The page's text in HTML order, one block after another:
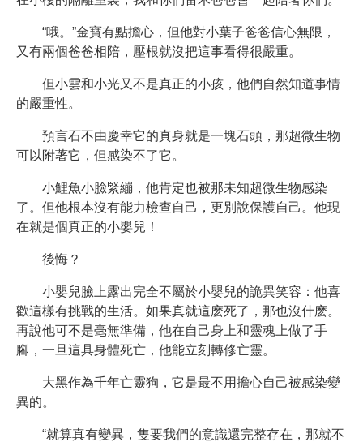
“哦。”金寶有點擔心，但他對小葉子爸爸信心無限，
又有兩個爸爸相陪，壓根就沒把這事看得很嚴重。
但小雲和小光又不是真正的小孩，他們自然知道事情
的嚴重性。
預言石不由慶幸它的真身就是一塊石頭，那超微生物
可以附著它，但感染不了它。
小鯉魚小臉緊繃，他肯定也被那未知超微生物感染
了。但他根本沒有能力檢查自己，更別說保護自己。他現
在就是個真正的小嬰兒！
後悔？
小嬰兒臉上露出完全不屬於小嬰兒的詭異笑容：他喜
歡這樣有挑戰的生活。如果真就這麽死了，那也沒什麽。
再說他可不是毫無準備，他在自己身上和靈魂上做了手
腳，一旦這具身體死亡，他能立刻轉修亡靈。
大黑作為千年亡靈狗，它是最不用擔心自己被感染變
異的。
“就算真有變異，隻要我們的意識還完整存在，那就不